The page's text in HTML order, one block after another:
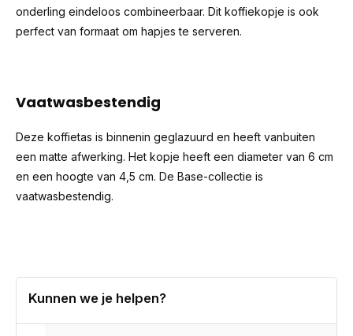
onderling eindeloos combineerbaar. Dit koffiekopje is ook
perfect van formaat om hapjes te serveren.
Vaatwasbestendig
Deze koffietas is binnenin geglazuurd en heeft vanbuiten
een matte afwerking. Het kopje heeft een diameter van 6 cm
en een hoogte van 4,5 cm. De Base-collectie is
vaatwasbestendig.
Kunnen we je helpen?